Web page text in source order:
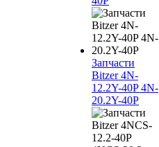
Запчасти
Bitzer 4N-
12.2Y-40P 4N-
20.2Y-40P